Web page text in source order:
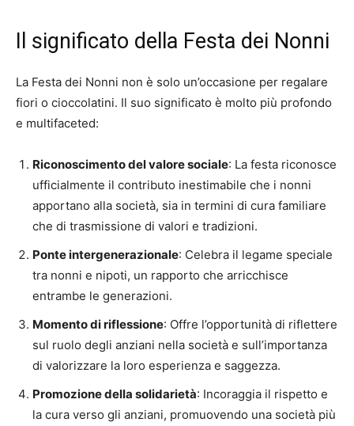
Il significato della Festa dei Nonni
La Festa dei Nonni non è solo un’occasione per regalare
fiori o cioccolatini. Il suo significato è molto più profondo
e multifaceted:
Riconoscimento del valore sociale: La festa riconosce
ufficialmente il contributo inestimabile che i nonni
apportano alla società, sia in termini di cura familiare
che di trasmissione di valori e tradizioni.
Ponte intergenerazionale: Celebra il legame speciale
tra nonni e nipoti, un rapporto che arricchisce
entrambe le generazioni.
Momento di riflessione: Offre l’opportunità di riflettere
sul ruolo degli anziani nella società e sull’importanza
di valorizzare la loro esperienza e saggezza.
Promozione della solidarietà: Incoraggia il rispetto e
la cura verso gli anziani, promuovendo una società più